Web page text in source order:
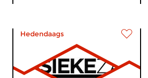
Hedendaags